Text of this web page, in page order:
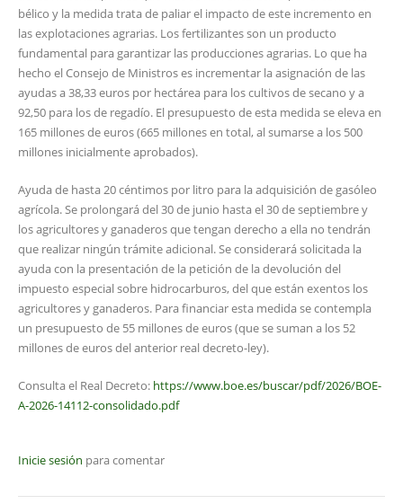
bélico y la medida trata de paliar el impacto de este incremento en
las explotaciones agrarias. Los fertilizantes son un producto
fundamental para garantizar las producciones agrarias. Lo que ha
hecho el Consejo de Ministros es incrementar la asignación de las
ayudas a 38,33 euros por hectárea para los cultivos de secano y a
92,50 para los de regadío. El presupuesto de esta medida se eleva en
165 millones de euros (665 millones en total, al sumarse a los 500
millones inicialmente aprobados).
Ayuda de hasta 20 céntimos por litro para la adquisición de gasóleo
agrícola. Se prolongará del 30 de junio hasta el 30 de septiembre y
los agricultores y ganaderos que tengan derecho a ella no tendrán
que realizar ningún trámite adicional. Se considerará solicitada la
ayuda con la presentación de la petición de la devolución del
impuesto especial sobre hidrocarburos, del que están exentos los
agricultores y ganaderos. Para financiar esta medida se contempla
un presupuesto de 55 millones de euros (que se suman a los 52
millones de euros del anterior real decreto-ley).
Consulta el Real Decreto: https://www.boe.es/buscar/pdf/2026/BOE-
A-2026-14112-consolidado.pdf
Inicie sesión para comentar